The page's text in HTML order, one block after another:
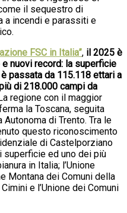
il sequestro di
a incendi e parassiti e
FSC in Italia”, il 2025 è
nuovi record: la superficie
passata da 115.118 ettari a
di 218.000 campi da
regione con il maggior
la Toscana, seguita
di Trento. Tra le
questo riconoscimento
di Castelporziano
superficie ed uno dei più
in Italia; l’Unione
Montana dei Comuni della
e l’Unione dei Comuni